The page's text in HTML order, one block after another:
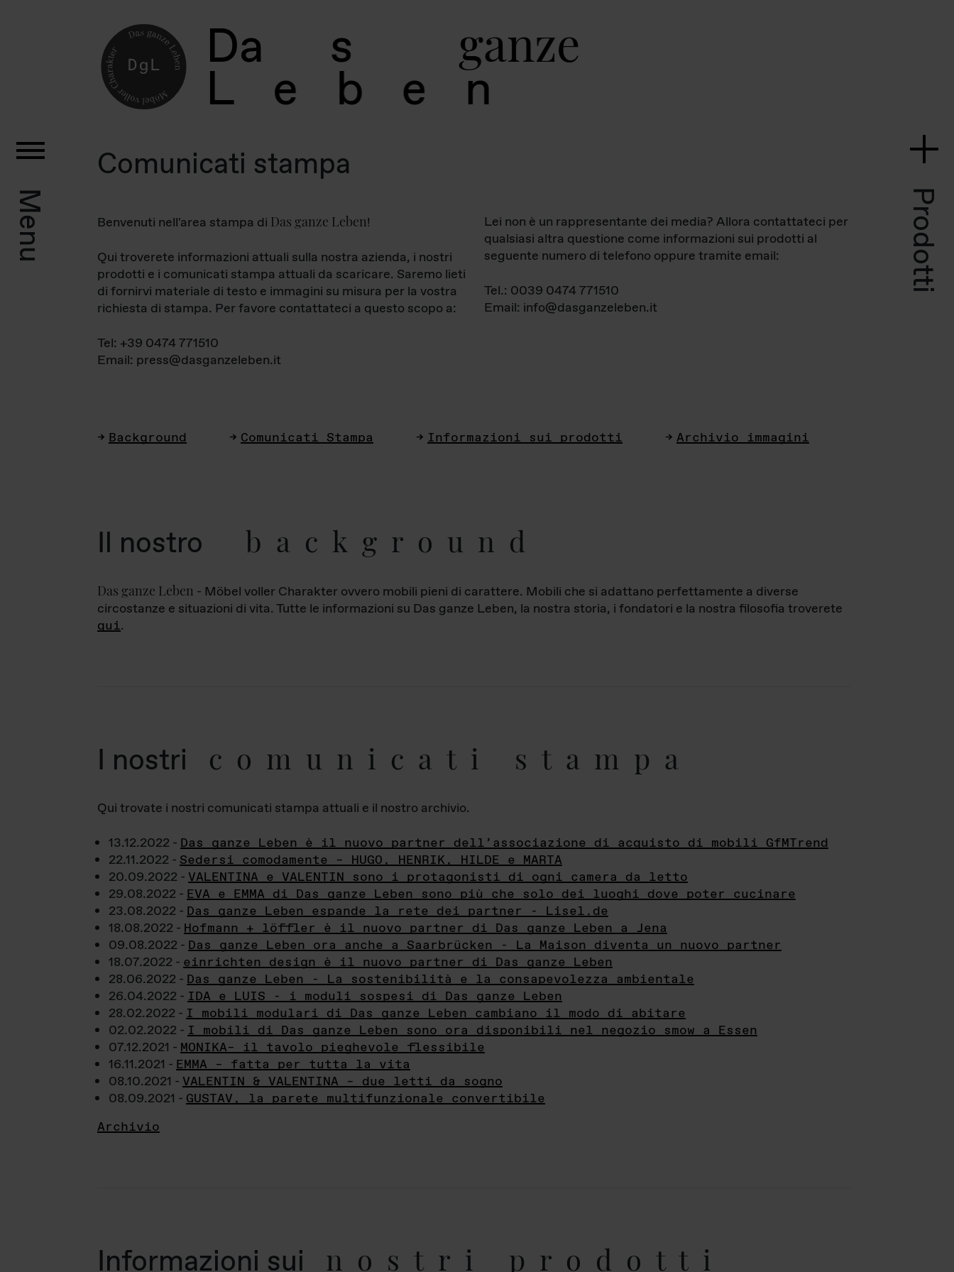
Da s ganz
L e b e
Menu Prodotti
Comunicati stampa
Benvenuti nell'area stampa di Das ganze Leben!
Qui troverete informazioni attuali sulla nostra azienda, i nostri
prodotti e i comunicati stampa attuali da scaricare. Saremo lieti
di fornirvi materiale di testo e immagini su misura per la vostra
richiesta di stampa. Per favore contattateci a questo scopo a:
Tel: +39 0474 771510
Email: press@dasganzeleben.it
Lei non è un rappresentante dei media? Allora contattateci per
qualsiasi altra questione come informazioni sui prodotti al
seguente numero di telefono oppure tramite email:
Tel.: 0039 0474 771510
Email: info@dasganzeleben.it
Background Comunicati Stampa Informazioni sui prodotti Archivio immagini
Il nostro background
Das ganze Leben - Möbel voller Charakter ovvero mobili pieni di carattere. Mobili che si adattano perfettamente a diverse
circostanze e situazioni di vita. Tutte le informazioni su Das ganze Leben, la nostra storia, i fondatori e la nostra filosofia troverete
qui.
I nostri comunicati stampa
Qui trovate i nostri comunicati stampa attuali e il nostro archivio.
13.12.2022 - Das ganze Leben è il nuovo partner dell’associazione di acquisto di mobili GfMTrend
22.11.2022 - Sedersi comodamente – HUGO, HENRIK, HILDE e MARTA
20.09.2022 - VALENTINA e VALENTIN sono i protagonisti di ogni camera da letto
29.08.2022 - EVA e EMMA di Das ganze Leben sono più che solo dei luoghi dove poter cucinare
23.08.2022 - Das ganze Leben espande la rete dei partner - Lisel.de
18.08.2022 - Hofmann + löffler è il nuovo partner di Das ganze Leben a Jena
09.08.2022 - Das ganze Leben ora anche a Saarbrücken - La Maison diventa un nuovo partner
18.07.2022 - einrichten design è il nuovo partner di Das ganze Leben
28.06.2022 - Das ganze Leben - La sostenibilità e la consapevolezza ambientale
26.04.2022 - IDA e LUIS - i moduli sospesi di Das ganze Leben
28.02.2022 - I mobili modulari di Das ganze Leben cambiano il modo di abitare
02.02.2022 - I mobili di Das ganze Leben sono ora disponibili nel negozio smow a Essen
07.12.2021 - MONIKA– il tavolo pieghevole flessibile
16.11.2021 - EMMA – fatta per tutta la vita
08.10.2021 - VALENTIN & VALENTINA – due letti da sogno
08.09.2021 - GUSTAV, la parete multifunzionale convertibile
Archivio
Informazioni sui nostri prodotti